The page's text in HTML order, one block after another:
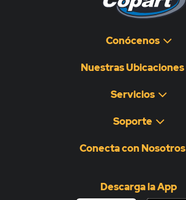
Conócenos
Nuestras Ubicaciones
Servicios
Soporte
Conecta con Nosotros
Descarga la App